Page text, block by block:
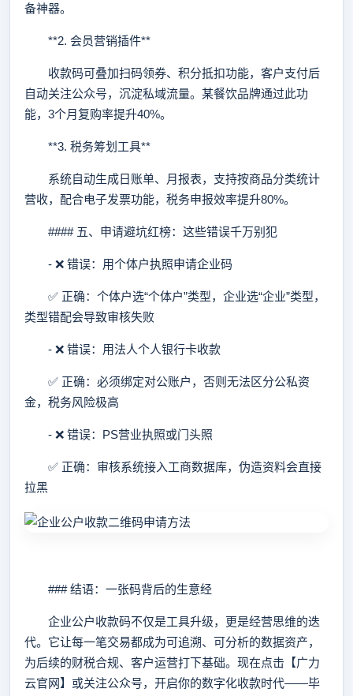
备神器。
**2. 会员营销插件**
收款码可叠加扫码领券、积分抵扣功能，客户支付后
自动关注公众号，沉淀私域流量。某餐饮品牌通过此功
能，3个月复购率提升40%。
**3. 税务筹划工具**
系统自动生成日账单、月报表，支持按商品分类统计
营收，配合电子发票功能，税务申报效率提升80%。
#### 五、申请避坑红榜：这些错误千万别犯
- ❌ 错误：用个体户执照申请企业码
✅ 正确：个体户选“个体户”类型，企业选“企业”类型，
类型错配会导致审核失败
- ❌ 错误：用法人个人银行卡收款
✅ 正确：必须绑定对公账户，否则无法区分公私资
金，税务风险极高
- ❌ 错误：PS营业执照或门头照
✅ 正确：审核系统接入工商数据库，伪造资料会直接
拉黑
### 结语：一张码背后的生意经
企业公户收款码不仅是工具升级，更是经营思维的迭
代。它让每一笔交易都成为可追溯、可分析的数据资产，
为后续的财税合规、客户运营打下基础。现在点击【广力
云官网】或关注公众号，开启你的数字化收款时代——毕